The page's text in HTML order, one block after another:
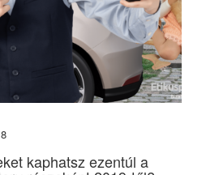
kaphatsz ezentúl a